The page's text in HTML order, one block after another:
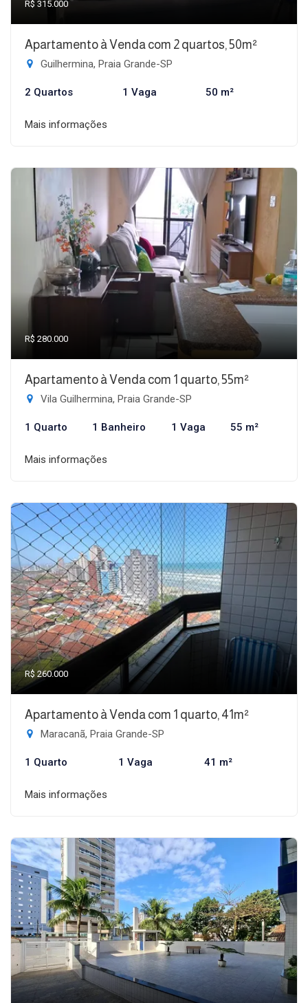
R$ 315.000
Apartamento à Venda com 2 quartos, 50m²
Guilhermina, Praia Grande-SP
2 Quartos 1 Vaga 50 m²
Mais informações
R$ 280.000
Apartamento à Venda com 1 quarto, 55m²
Vila Guilhermina, Praia Grande-SP
1 Quarto 1 Banheiro 1 Vaga 55 m²
Mais informações
R$ 260.000
Apartamento à Venda com 1 quarto, 41m²
Maracanã, Praia Grande-SP
1 Quarto 1 Vaga 41 m²
Mais informações